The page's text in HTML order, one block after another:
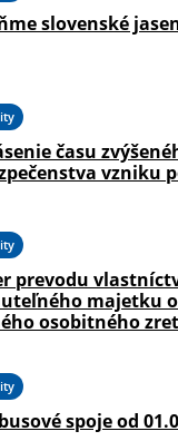
slovenské
času
vzniku
prevodu
majetku
osobitného
spoje od